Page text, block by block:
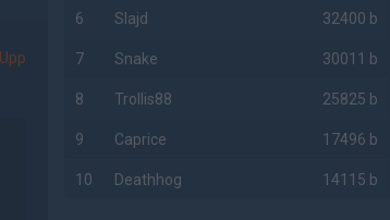
Upp
6 Slajd 32400 b
7 Snake 30011 b
8 Trollis88 25825 b
9 Caprice 17496 b
10 Deathhog 14115 b